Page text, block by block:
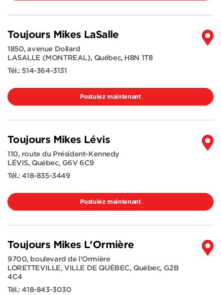
Toujours Mikes LaSalle
1850, avenue Dollard
LASALLE (MONTREAL), Québec, H8N 1T8
Tél.: 514-364-3131
Postulez maintenant
Toujours Mikes Lévis
110, route du Président-Kennedy
LÉVIS, Québec, G6V 6C9
Tél.:418-835-3449
Postulez maintenant
Toujours Mikes L'Ormière
9700, boulevard de l'Ormière
LORETTEVILLE, VILLE DE QUÉBEC, Québec, G2B
4C4
Tél.:418-843-3030